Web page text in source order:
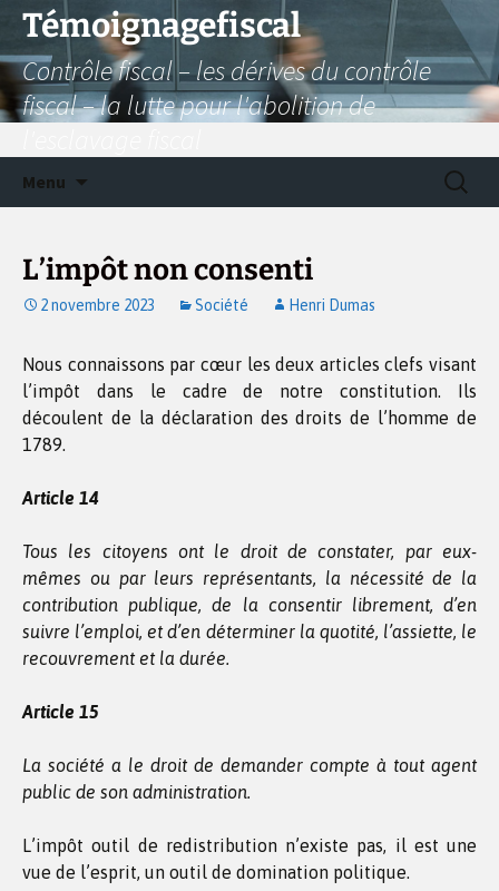
Aller
contenu
Témoignagefiscal
Contrôle fiscal – les dérives du contrôle
fiscal – la lutte pour l'abolition de
Menu
L’impôt non consenti
2 novembre 2023 Société Henri Dumas
Nous connaissons par cœur les deux articles clefs visant
l’impôt dans le cadre de notre constitution. Ils
découlent de la déclaration des droits de l’homme de
1789.
Article 14
Tous les citoyens ont le droit de constater, par eux-
mêmes ou par leurs représentants, la nécessité de la
contribution publique, de la consentir librement, d’en
suivre l’emploi, et d’en déterminer la quotité, l’assiette, le
recouvrement et la durée.
Article 15
La société a le droit de demander compte à tout agent
public de son administration.
L’impôt outil de redistribution n’existe pas, il est une
vue de l’esprit, un outil de domination politique.